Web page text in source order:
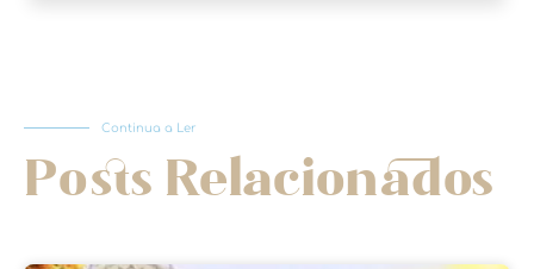
Continua a Ler
Posts Relacionados